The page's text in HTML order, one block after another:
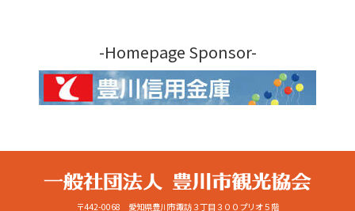
-Homepage Sponsor-
〒442-0068 愛知県豊川市諏訪３丁目３００プリオ５階